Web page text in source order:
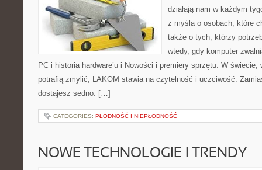
działają nam w każdym
z myślą o osobach, które
także o tych, którzy
wtedy, gdy komputer
PC i historia hardware’u i Nowości i premiery sprzętu. W
potrafią zmylić, LAKOM stawia na czytelność i uczciwość.
dostajesz sedno: […]
CATEGORIES: PŁODNOŚĆ I NIEPŁODNOŚĆ
NOWE TECHNOLOGIE I TRENDY